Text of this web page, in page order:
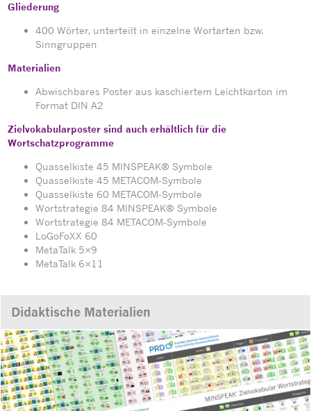
Gliederung
400 Wörter, unterteilt in einzelne Wortarten bzw.
Sinngruppen
Materialien
Abwischbares Poster aus kaschiertem Leichtkarton im
Format DIN A2
Zielvokabularposter sind auch erhältlich für die
Wortschatzprogramme
Quasselkiste 45 MINSPEAK® Symbole
Quasselkiste 45 METACOM-Symbole
Quasselkiste 60 METACOM-Symbole
Wortstrategie 84 MINSPEAK® Symbole
Wortstrategie 84 METACOM-Symbole
LoGoFoXX 60
MetaTalk 5×9
MetaTalk 6×11
Didaktische Materialien